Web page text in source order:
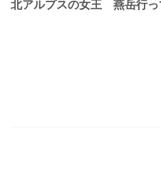
北アルプスの女王 燕岳行っ